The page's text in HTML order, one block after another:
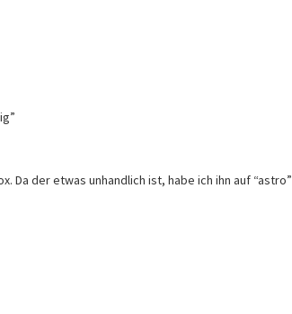
Da der etwas unhandlich ist, habe ich ihn auf “astro”